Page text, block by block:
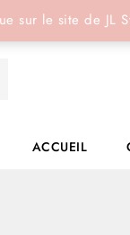
sur le site de JL
ACCUEIL